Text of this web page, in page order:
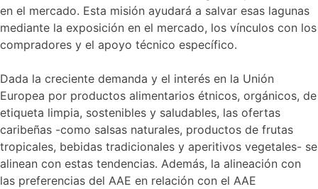
en el mercado. Esta misión ayudará a salvar esas lagunas
mediante la exposición en el mercado, los vínculos con los
compradores y el apoyo técnico específico.
Dada la creciente demanda y el interés en la Unión
Europea por productos alimentarios étnicos, orgánicos, de
etiqueta limpia, sostenibles y saludables, las ofertas
caribeñas -como salsas naturales, productos de frutas
tropicales, bebidas tradicionales y aperitivos vegetales- se
alinean con estas tendencias. Además, la alineación con
las preferencias del AAE en relación con el AAE